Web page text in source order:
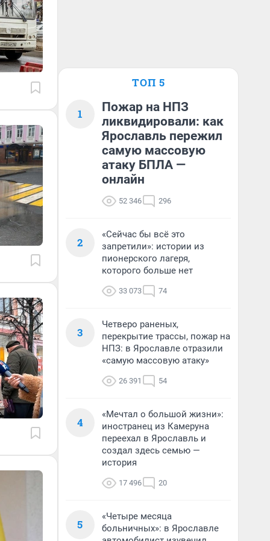
ТОП 5
1
Пожар на НПЗ
ликвидировали: как
Ярославль пережил
самую массовую
атаку БПЛА —
онлайн
52 346 296
2
«Сейчас бы всё это
запретили»: истории из
пионерского лагеря,
которого больше нет
33 073 74
3
Четверо раненых,
перекрытие трассы, пожар на
НПЗ: в Ярославле отразили
«самую массовую атаку»
26 391 54
4
«Мечтал о большой жизни»:
иностранец из Камеруна
переехал в Ярославль и
создал здесь семью —
история
17 496 20
5
«Четыре месяца
больничных»: в Ярославле